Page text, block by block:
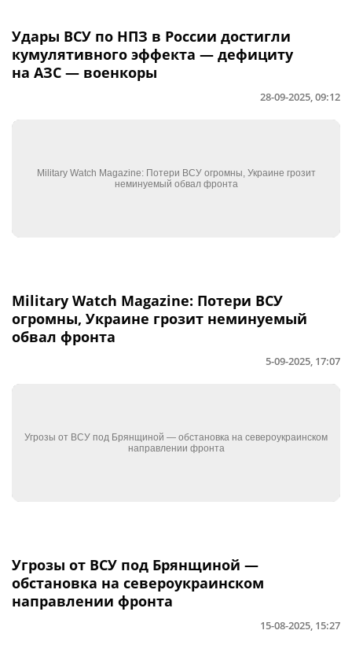
Удары ВСУ по НПЗ в России достигли
кумулятивного эффекта — дефициту
на АЗС — военкоры
28-09-2025, 09:12
Military Watch Magazine: Потери ВСУ
огромны, Украине грозит неминуемый
обвал фронта
5-09-2025, 17:07
Угрозы от ВСУ под Брянщиной —
обстановка на североукраинском
направлении фронта
15-08-2025, 15:27